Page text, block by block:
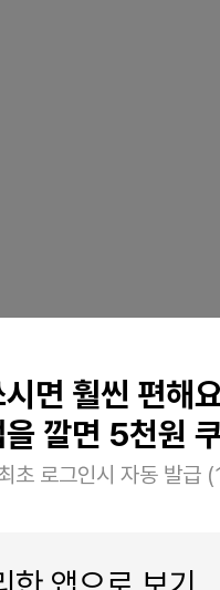
면 훨씬 편해
깔면 5천원
초 로그인시 자동 발급